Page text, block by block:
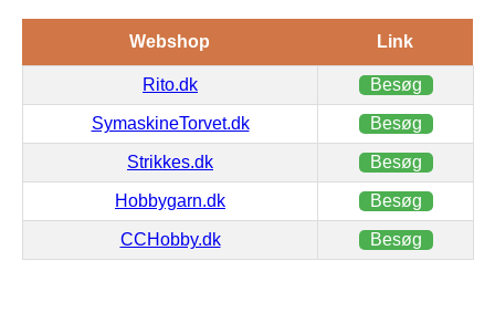
Webshop Link
Rito.dk Besøg
SymaskineTorvet.dk Besøg
Strikkes.dk Besøg
Hobbygarn.dk Besøg
CCHobby.dk Besøg